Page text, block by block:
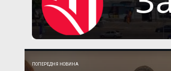
ПОПЕРЕДНЯ НОВИНА